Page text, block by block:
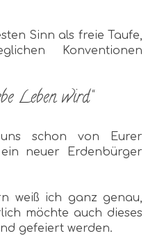
Sinn als freie Taufe,
Konventionen
Leben wird“
schon von Eurer
neuer Erdenbürger
weiß ich ganz genau,
möchte auch dieses
gefeiert werden.